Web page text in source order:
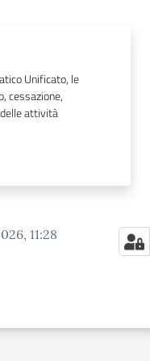
Unificato, le
cessazione,
attività
11:28